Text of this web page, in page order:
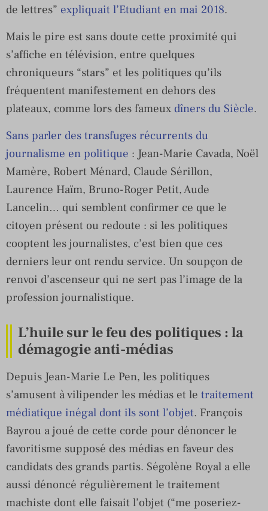
de lettres” expliquait l’Etudiant en mai 2018.
Mais le pire est sans doute cette proximité qui
s’affiche en télévision, entre quelques
chroniqueurs “stars” et les politiques qu’ils
fréquentent manifestement en dehors des
plateaux, comme lors des fameux dîners du Siècle.
Sans parler des transfuges récurrents du
journalisme en politique : Jean-Marie Cavada, Noël
Mamère, Robert Ménard, Claude Sérillon,
Laurence Haïm, Bruno-Roger Petit, Aude
Lancelin… qui semblent confirmer ce que le
citoyen présent ou redoute : si les politiques
cooptent les journalistes, c’est bien que ces
derniers leur ont rendu service. Un soupçon de
renvoi d’ascenseur qui ne sert pas l’image de la
profession journalistique.
L’huile sur le feu des politiques : la
démagogie anti-médias
Depuis Jean-Marie Le Pen, les politiques
s’amusent à vilipender les médias et le traitement
médiatique inégal dont ils sont l’objet. François
Bayrou a joué de cette corde pour dénoncer le
favoritisme supposé des médias en faveur des
candidats des grands partis. Ségolène Royal a elle
aussi dénoncé régulièrement le traitement
machiste dont elle faisait l’objet (“me poseriez-